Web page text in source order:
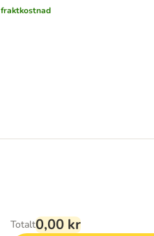
fraktkostnad
Totalt0,00 kr